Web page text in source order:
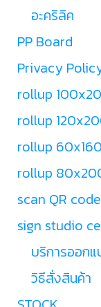
อะคริลิค
PP Board
Privacy
rollup
rollup
rollup
rollup
scan QR code
sign studio
บริการออก
วิธีสั่งสินค้า